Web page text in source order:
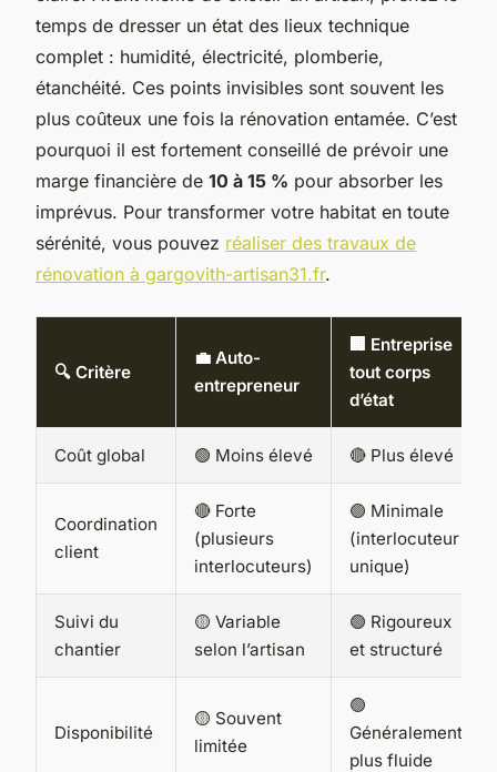
temps de dresser un état des lieux technique
complet : humidité, électricité, plomberie,
étanchéité. Ces points invisibles sont souvent les
plus coûteux une fois la rénovation entamée. C’est
pourquoi il est fortement conseillé de prévoir une
marge financière de 10 à 15 % pour absorber les
imprévus. Pour transformer votre habitat en toute
sérénité, vous pouvez réaliser des travaux de
rénovation à gargovith-artisan31.fr.
🔍 Critère
💼 Auto-
entrepreneur
🏢 Entreprise
tout corps
d’état
Coût global 🟢 Moins élevé 🔴 Plus élevé
Coordination
client
🔴 Forte
(plusieurs
interlocuteurs)
🟢 Minimale
(interlocuteur
unique)
Suivi du
chantier
🟡 Variable
selon l’artisan
🟢 Rigoureux
et structuré
Disponibilité
🟡 Souvent
limitée
🟢
Généralement
plus fluide